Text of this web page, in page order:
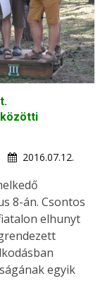
2016.07.12.
8-án. Csontos
elhunyt
egyik